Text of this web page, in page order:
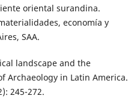
oriental surandina.
economía y
SAA.
landscape and the
Archaeology in Latin America.
245-272.